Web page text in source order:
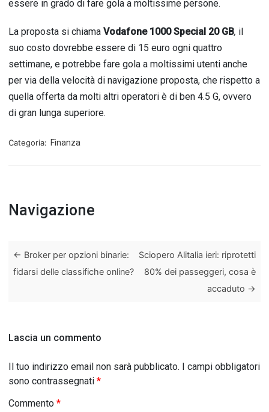
essere in grado di fare gola a moltissime persone.
La proposta si chiama Vodafone 1000 Special 20 GB, il
suo costo dovrebbe essere di 15 euro ogni quattro
settimane, e potrebbe fare gola a moltissimi utenti anche
per via della velocità di navigazione proposta, che rispetto a
quella offerta da molti altri operatori è di ben 4.5 G, ovvero
di gran lunga superiore.
Categoria: Finanza
Navigazione
← Broker per opzioni binarie:
fidarsi delle classifiche online?
Sciopero Alitalia ieri: riprotetti
80% dei passeggeri, cosa è
accaduto →
Lascia un commento
Il tuo indirizzo email non sarà pubblicato. I campi obbligatori
sono contrassegnati *
Commento *